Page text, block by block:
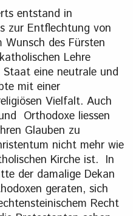
entstand in
zur Entflechtung von
des Fürsten
Lehre
eine neutrale und
mit einer
Vielfalt. Auch
Orthodoxe liessen
Glauben zu
nicht mehr wie
Kirche ist. In
der damalige Dekan
geraten, sich
Recht